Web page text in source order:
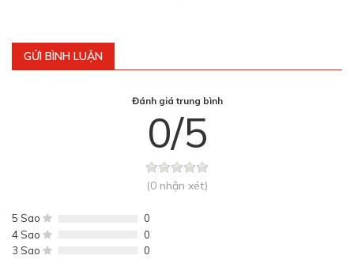
GỬI BÌNH LUẬN
Đánh giá trung bình
0/5
(0 nhận xét)
5 Sao
0
4 Sao
0
3 Sao
0